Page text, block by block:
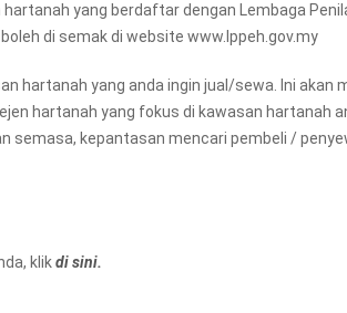
yang berdaftar dengan Lembaga
di semak di website www.lppeh.gov.my
hartanah yang anda ingin jual/sewa. Ini akan
hartanah yang fokus di kawasan hartanah
semasa, kepantasan mencari pembeli /
klikdi sini.